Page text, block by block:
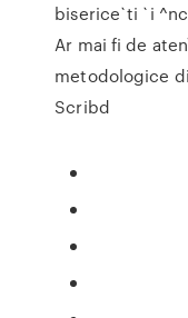
biserice`ti `i
Ar mai fi de
metodologice
Scribd